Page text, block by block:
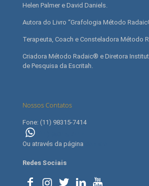
Helen Palmer e David Daniels.
Autora do Livro “Grafologia Método
Terapeuta, Coach e Consteladora Método
Criadora Método Radaic® e Diretora
de Pesquisa da Escritah.
Nossos Contatos
Fone: (11) 98315-7414
Ou através da página
Redes Sociais